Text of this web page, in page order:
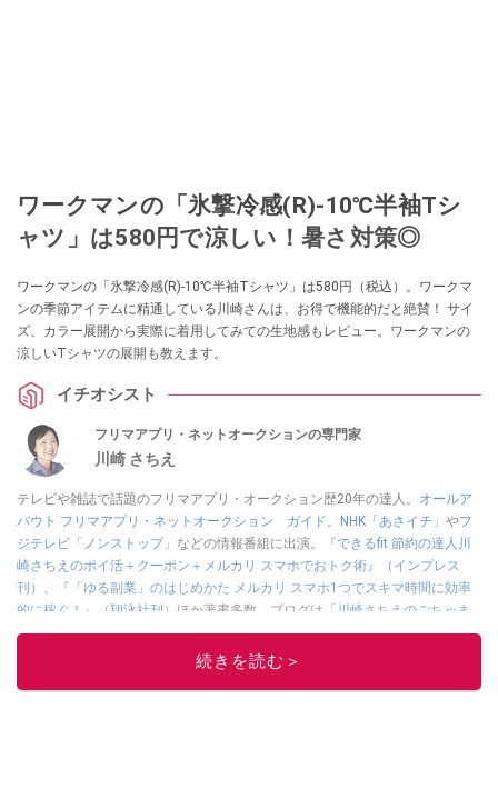
ワークマンの「氷撃冷感(R)-10℃半袖Tシ
ャツ」は580円で涼しい！暑さ対策◎
ワークマンの「氷撃冷感(R)-10℃半袖Tシャツ」は580円（税込）。ワークマ
ンの季節アイテムに精通している川崎さんは、お得で機能的だと絶賛！ サイ
ズ、カラー展開から実際に着用してみての生地感もレビュー。ワークマンの
涼しいTシャツの展開も教えます。
イチオシスト
フリマアプリ・ネットオークションの専門家
川崎 さちえ
テレビや雑誌で話題のフリマアプリ・オークション歴20年の達人。 オールア
バウト フリマアプリ・ネットオークション ガイド。 NHK「あさイチ」 やフ
ジテレビ「ノンストップ」 などの情報番組に出演。
『できるfit 節約の達人川
崎さちえのポイ活＋クーポン＋メルカリ スマホでおトク術』（インプレス
刊） 、
『「ゆる副業」のはじめかた メルカリ スマホ1つでスキマ時間に効率
的に稼ぐ！』（翔泳社刊） ほか著書多数。ブログは 「川崎さちえのごちゃま
ぜ日記」。
■経歴：2003年、夫が子育てをするために、突然会社を辞める。翌月からの
続きを読む＞